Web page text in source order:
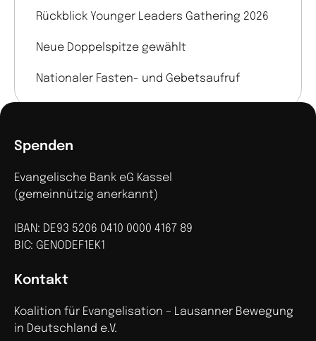
Rückblick Younger Leaders Gathering 2026
Neue Doppelspitze gewählt
Nationaler Fasten- und Gebetsaufruf
Kontakt
Koalition für Evangelisation – Lausanner Bewegung
in Deutschland e.V.
Spenden
Evangelische Bank eG Kassel
(gemeinnützig anerkannt)
IBAN: DE93 5206 0410 0000 4167 89
BIC: GENODEF1EK1